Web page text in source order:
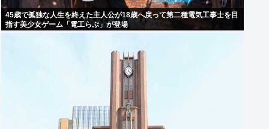
45歳で孤独な人生を終えた主人公が18歳へ戻って第二種電気工事士を目
指す美少女ゲーム「電工らぶ」が登場